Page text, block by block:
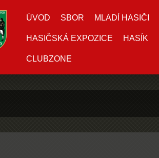
ÚVOD SBOR MLADÍ HASIČI
HASIČSKÁ EXPOZICE HASÍK
CLUBZONE